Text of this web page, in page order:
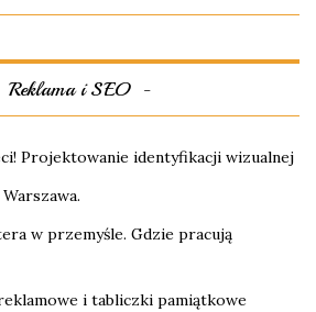
Reklama i SEO
Projektowanie identyfikacji wizualnej
w przemyśle. Gdzie pracują
i tabliczki pamiątkowe